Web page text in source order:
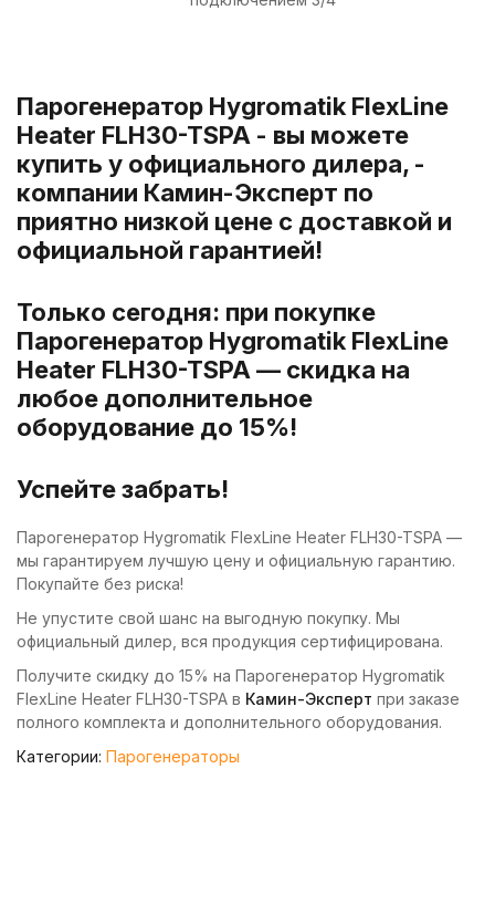
Парогенератор Hygromatik FlexLine
Heater FLH30-TSPA - вы можете
купить у официального дилера, -
компании Камин-Эксперт по
приятно низкой цене с доставкой и
официальной гарантией!
Только сегодня: при покупке
Парогенератор Hygromatik FlexLine
Heater FLH30-TSPA — скидка на
любое дополнительное
оборудование до 15%!
Успейте забрать!
Парогенератор Hygromatik FlexLine Heater FLH30-TSPA —
мы гарантируем лучшую цену и официальную гарантию.
Покупайте без риска!
Не упустите свой шанс на выгодную покупку. Мы
официальный дилер, вся продукция сертифицирована.
Получите скидку до 15% на Парогенератор Hygromatik
FlexLine Heater FLH30-TSPA в Камин-Эксперт при заказе
полного комплекта и дополнительного оборудования.
Категории: Парогенераторы